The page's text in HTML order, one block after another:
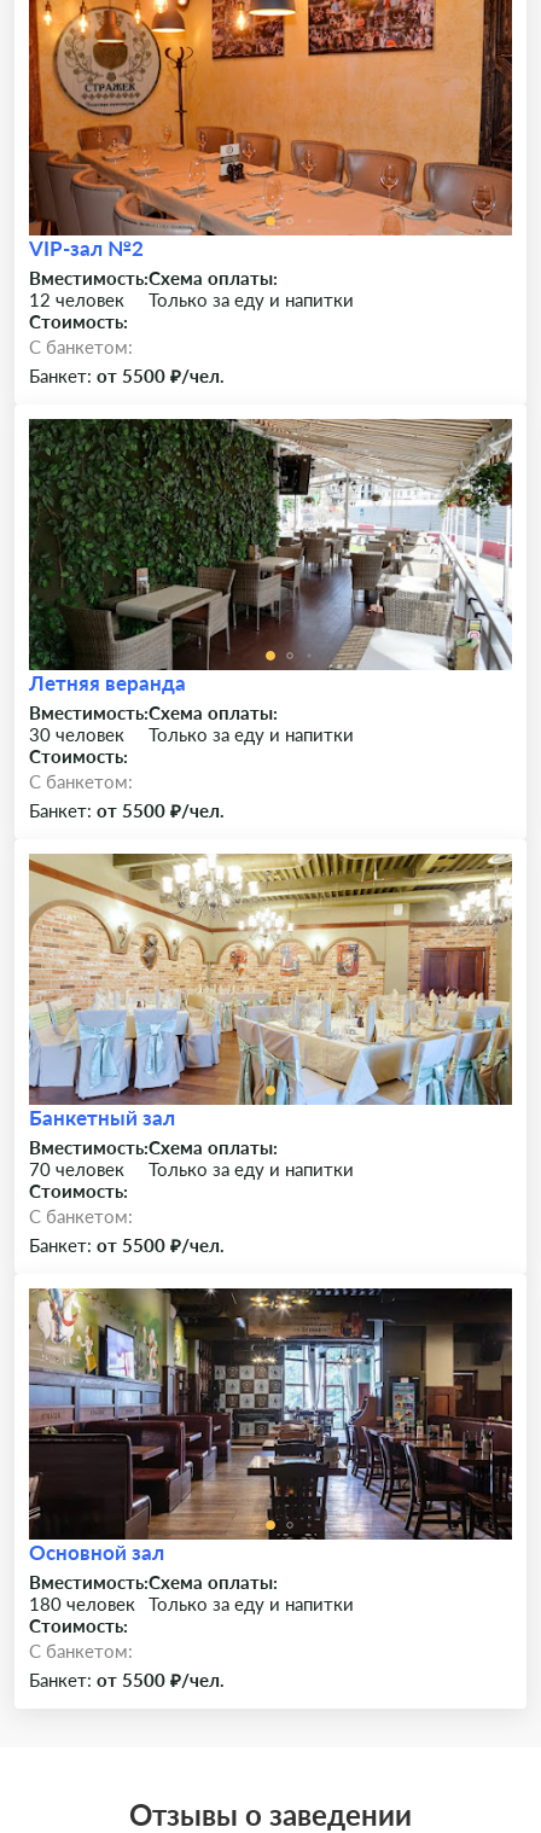
VIP-зал №2
Вместимость:
12 человек
Схема оплаты:
Только за еду и напитки
Стоимость:
C банкетом:
Банкет: от 5500 ₽/чел.
Летняя веранда
Вместимость:
30 человек
Схема оплаты:
Только за еду и напитки
Стоимость:
C банкетом:
Банкет: от 5500 ₽/чел.
Банкетный зал
Вместимость:
70 человек
Схема оплаты:
Только за еду и напитки
Стоимость:
C банкетом:
Банкет: от 5500 ₽/чел.
Основной зал
Вместимость:
180 человек
Схема оплаты:
Только за еду и напитки
Стоимость:
C банкетом:
Банкет: от 5500 ₽/чел.
Отзывы о заведении